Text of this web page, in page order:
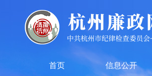
首页 信息公开